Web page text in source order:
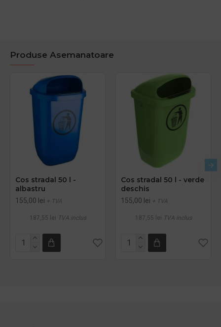
Produse Asemanatoare
Cos stradal 50 l -
albastru
155,00 lei + TVA
187,55 lei TVA inclus
Cos stradal 50 l - verde
deschis
155,00 lei + TVA
187,55 lei TVA inclus